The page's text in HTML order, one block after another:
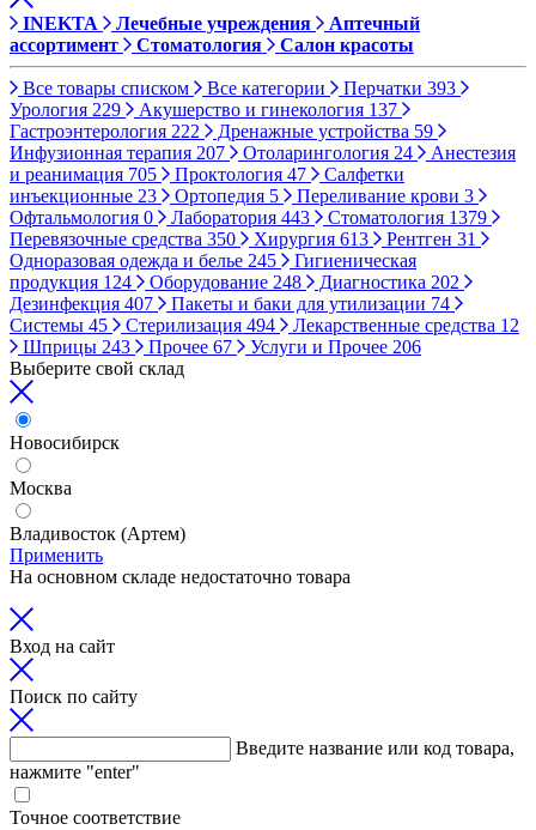
INEKTA Лечебные учреждения
Аптечный
ассортимент
Стоматология Салон красоты
Все товары списком Все категории Перчатки 393
Урология 229 Акушерство и гинекология 137
Гастроэнтерология 222 Дренажные устройства 59
Инфузионная терапия 207 Отоларингология 24
Анестезия
и реанимация 705 Проктология 47
Салфетки
инъекционные 23 Ортопедия 5 Переливание крови 3
Офтальмология 0 Лаборатория 443 Стоматология 1379
Перевязочные средства 350 Хирургия 613 Рентген 31
Одноразовая одежда и белье 245
Гигиеническая
продукция 124 Оборудование 248 Диагностика 202
Дезинфекция 407 Пакеты и баки для утилизации 74
Системы 45 Стерилизация 494 Лекарственные средства 12
Шприцы 243 Прочее 67 Услуги и Прочее 206
Выберите свой склад
Новосибирск
Москва
Владивосток (Артем)
Применить
На основном складе недостаточно товара
Вход на сайт
Поиск по сайту
Введите название или код товара,
нажмите "enter"
Точное соответствие